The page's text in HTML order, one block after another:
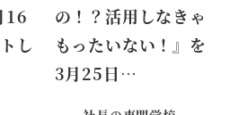
16
し
の！？活用しなきゃ
もったいない！』を
3月25日…